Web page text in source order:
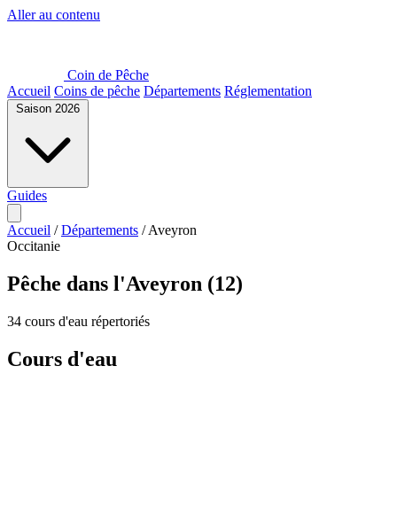
Aller au contenu
Coin de Pêche
Accueil Coins de pêche Départements Réglementation
Saison 2026
Guides
Accueil / Départements / Aveyron
Occitanie
Pêche dans l'Aveyron (12)
34 cours d'eau répertoriés
Cours d'eau